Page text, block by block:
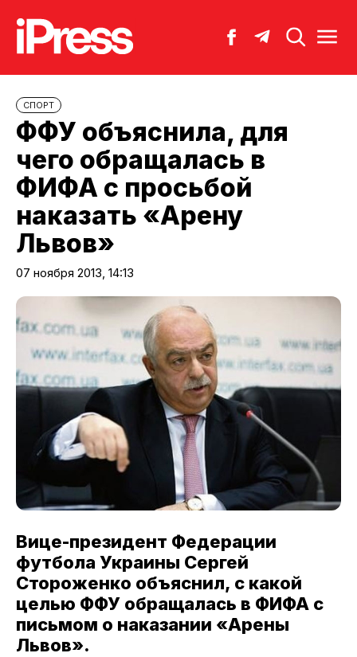
СПОРТ
ФФУ объяснила, для
чего обращалась в
ФИФА с просьбой
наказать «Арену
Львов»
07 ноября 2013, 14:13
Вице-президент Федерации
футбола Украины Сергей
Стороженко объяснил, с какой
целью ФФУ обращалась в ФИФА с
письмом о наказании «Арены
Львов».